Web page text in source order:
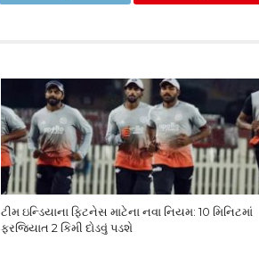
ટીમ ઇન્ડિયાના ફિટનેસ માટેના નવા નિયમ: 10 મિનિટમાં
ફરજિયાત 2 કિમી દોડવું પડશે